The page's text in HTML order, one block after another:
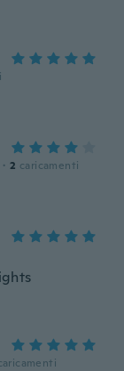
· 2 caricamenti